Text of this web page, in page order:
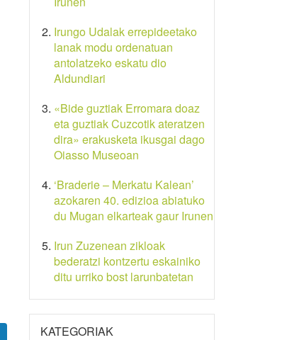
Irungo Udalak errepideetako
lanak modu ordenatuan
antolatzeko eskatu dio
Aldundiari
«Bide guztiak Erromara doaz
eta guztiak Cuzcotik ateratzen
dira» erakusketa ikusgai dago
Oiasso Museoan
‘Braderie – Merkatu Kalean’
azokaren 40. edizioa abiatuko
du Mugan elkarteak gaur Irunen
Irun Zuzenean zikloak
bederatzi kontzertu eskainiko
ditu urriko bost larunbatetan
KATEGORIAK